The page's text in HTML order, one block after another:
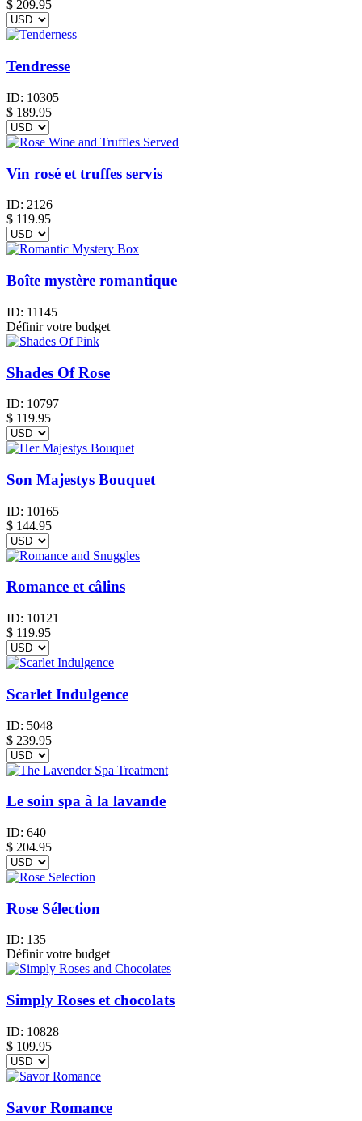
$ 209.95
Tendresse
ID: 10305
$ 189.95
Vin rosé et truffes servis
ID: 2126
$ 119.95
Boîte mystère romantique
ID: 11145
Définir votre budget
Shades Of Rose
ID: 10797
$ 119.95
Son Majestys Bouquet
ID: 10165
$ 144.95
Romance et câlins
ID: 10121
$ 119.95
Scarlet Indulgence
ID: 5048
$ 239.95
Le soin spa à la lavande
ID: 640
$ 204.95
Rose Sélection
ID: 135
Définir votre budget
Simply Roses et chocolats
ID: 10828
$ 109.95
Savor Romance